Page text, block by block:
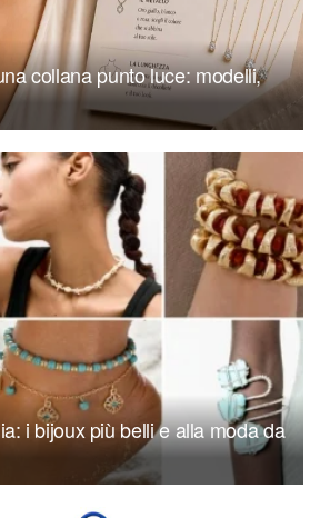
collana punto luce: modelli,
i bijoux più belli e alla moda da